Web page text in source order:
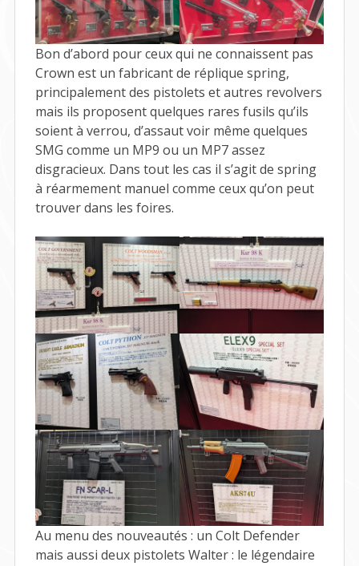
Bon d’abord pour ceux qui ne connaissent pas
Crown est un fabricant de réplique spring,
principalement des pistolets et autres revolvers
mais ils proposent quelques rares fusils qu’ils
soient à verrou, d’assaut voir même quelques
SMG comme un MP9 ou un MP7 assez
disgracieux. Dans tout les cas il s’agit de spring
à réarmement manuel comme ceux qu’on peut
trouver dans les foires.
Au menu des nouveautés : un Colt Defender
mais aussi deux pistolets Walter : le légendaire